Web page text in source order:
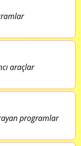
araçlar
programlar